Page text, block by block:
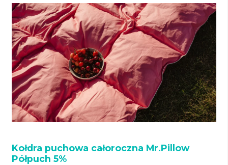
Kołdra puchowa całoroczna Mr.Pillow
Półpuch 5%